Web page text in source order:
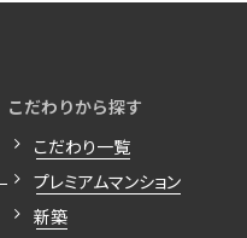
こだわりから探す
こだわり一覧
プレミアムマンション
新築